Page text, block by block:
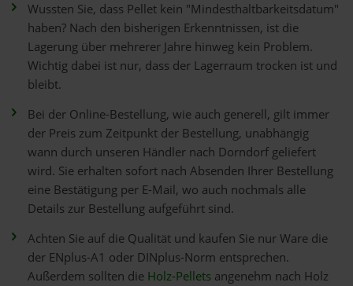
Wussten Sie, dass Pellet kein "Mindesthaltbarkeitsdatum"
haben? Nach den bisherigen Erkenntnissen, ist die
Lagerung über mehrerer Jahre hinweg kein Problem.
Wichtig dabei ist nur, dass der Lagerraum trocken ist und
bleibt.
Bei der Online-Bestellung, wie auch generell, gilt immer
der Preis zum Zeitpunkt der Bestellung, unabhängig
wann durch unseren Händler nach Dorndorf geliefert
wird. Sie erhalten sofort nach Absenden Ihrer Bestellung
eine Bestätigung per E-Mail, wo auch nochmals alle
Details zur Bestellung aufgeführt sind.
Achten Sie auf die Qualität und kaufen Sie nur Ware die
der ENplus-A1 oder DINplus-Norm entsprechen.
Außerdem sollten die Holz-Pellets angenehm nach Holz